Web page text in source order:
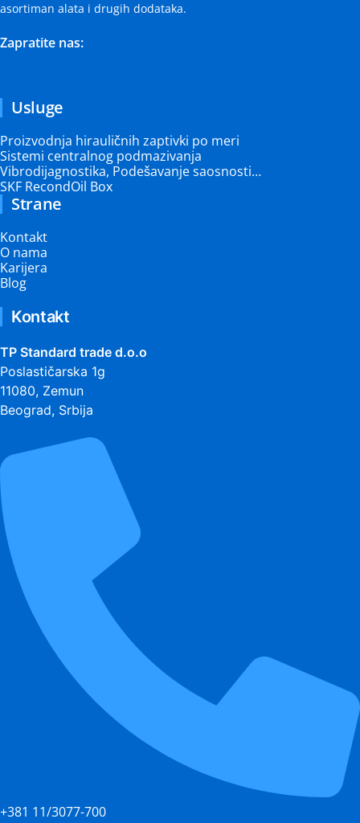
asortiman alata i drugih dodataka.
Zapratite nas:
Usluge
Proizvodnja hirauličnih zaptivki po meri
Sistemi centralnog podmazivanja
Vibrodijagnostika, Podešavanje saosnosti…
SKF RecondOil Box
Strane
Kontakt
O nama
Karijera
Blog
Kontakt
TP Standard trade d.o.o
Poslastičarska 1g
11080, Zemun
Beograd, Srbija
+381 11/3077-700